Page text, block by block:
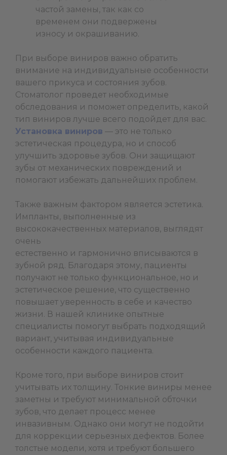
частой замены, так как со
временем они подвержены
износу и окрашиванию.
При выборе виниров важно обратить
внимание на индивидуальные особенности
вашего прикуса и состояния зубов.
Стоматолог проведет необходимые
обследования и поможет определить, какой
тип виниров лучше всего подойдет для вас.
Установка виниров — это не только
эстетическая процедура, но и способ
улучшить здоровье зубов. Они защищают
зубы от механических повреждений и
помогают избежать дальнейших проблем.
Также важным фактором является эстетика.
Импланты, выполненные из
высококачественных материалов, выглядят
очень
естественно и гармонично вписываются в
зубной ряд. Благодаря этому, пациенты
получают не только функциональное, но и
эстетическое решение, что существенно
повышает уверенность в себе и качество
жизни. В нашей клинике опытные
специалисты помогут выбрать подходящий
вариант, учитывая индивидуальные
особенности каждого пациента.
Кроме того, при выборе виниров стоит
учитывать их толщину. Тонкие виниры менее
заметны и требуют минимальной обточки
зубов, что делает процесс менее
инвазивным. Однако они могут не подойти
для коррекции серьезных дефектов. Более
толстые модели, хотя и требуют большего